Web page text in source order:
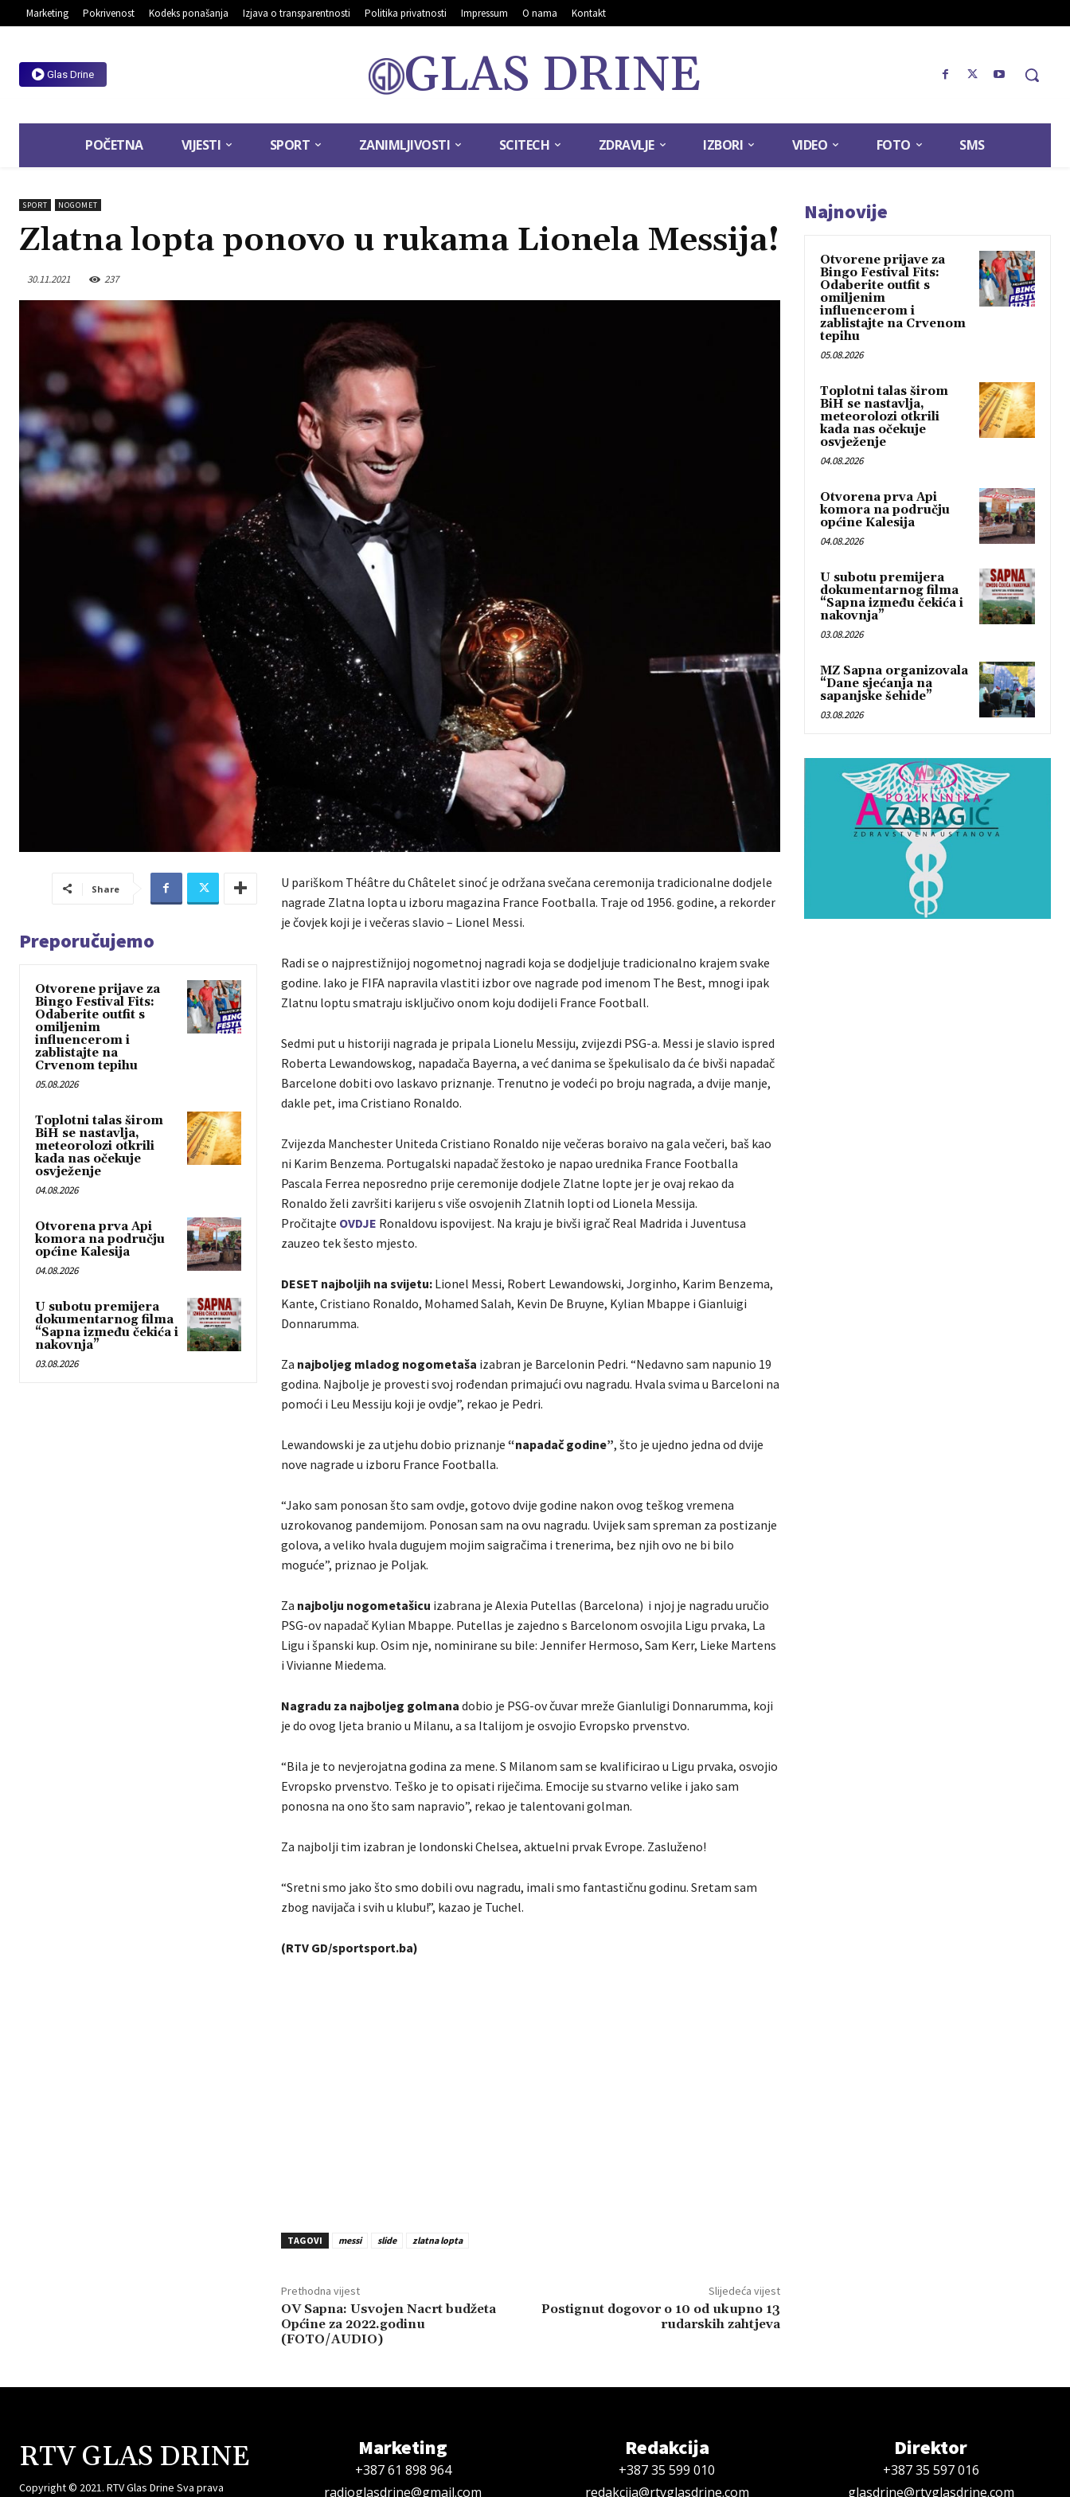
Marketing Pokrivenost Kodeks ponašanja Izjava o transparentnosti Politika privatnosti Impressum O nama Kontakt
Glas Drine GLAS DRINE
POČETNA VIJESTI SPORT ZANIMLJIVOSTI SCITECH ZDRAVLJE IZBORI VIDEO FOTO SMS
SPORT NOGOMET
Zlatna lopta ponovo u rukama Lionela Messija!
30.11.2021 237
Share
Preporučujemo
Otvorene prijave za
Bingo Festival Fits:
Odaberite outfit s
omiljenim
influencerom i
zablistajte na
Crvenom tepihu
05.08.2026
Toplotni talas širom
BiH se nastavlja,
meteorolozi otkrili
kada nas očekuje
osvježenje
04.08.2026
Otvorena prva Api
komora na području
općine Kalesija
04.08.2026
U subotu premijera
dokumentarnog filma
“Sapna između čekića i
nakovnja”
03.08.2026
U pariškom Théâtre du Châtelet sinoć je održana svečana ceremonija tradicionalne dodjele
nagrade Zlatna lopta u izboru magazina France Footballa. Traje od 1956. godine, a rekorder
je čovjek koji je i večeras slavio – Lionel Messi.
Radi se o najprestižnijoj nogometnoj nagradi koja se dodjeljuje tradicionalno krajem svake
godine. Iako je FIFA napravila vlastiti izbor ove nagrade pod imenom The Best, mnogi ipak
Zlatnu loptu smatraju isključivo onom koju dodijeli France Football.
Sedmi put u historiji nagrada je pripala Lionelu Messiju, zvijezdi PSG-a. Messi je slavio ispred
Roberta Lewandowskog, napadača Bayerna, a već danima se špekulisalo da će bivši napadač
Barcelone dobiti ovo laskavo priznanje. Trenutno je vodeći po broju nagrada, a dvije manje,
dakle pet, ima Cristiano Ronaldo.
Zvijezda Manchester Uniteda Cristiano Ronaldo nije večeras boraivo na gala večeri, baš kao
ni Karim Benzema. Portugalski napadač žestoko je napao urednika France Footballa
Pascala Ferrea neposredno prije ceremonije dodjele Zlatne lopte jer je ovaj rekao da
Ronaldo želi završiti karijeru s više osvojenih Zlatnih lopti od Lionela Messija.
Pročitajte OVDJE Ronaldovu ispovijest. Na kraju je bivši igrač Real Madrida i Juventusa
zauzeo tek šesto mjesto.
DESET najboljih na svijetu:Lionel Messi, Robert Lewandowski, Jorginho, Karim Benzema,
Kante, Cristiano Ronaldo, Mohamed Salah, Kevin De Bruyne, Kylian Mbappe i Gianluigi
Donnarumma.
Za najboljeg mladog nogometaša izabran je Barcelonin Pedri. “Nedavno sam napunio 19
godina. Najbolje je provesti svoj rođendan primajući ovu nagradu. Hvala svima u Barceloni na
pomoći i Leu Messiju koji je ovdje”, rekao je Pedri.
Lewandowski je za utjehu dobio priznanje “napadač godine”, što je ujedno jedna od dvije
nove nagrade u izboru France Footballa.
“Jako sam ponosan što sam ovdje, gotovo dvije godine nakon ovog teškog vremena
uzrokovanog pandemijom. Ponosan sam na ovu nagradu. Uvijek sam spreman za postizanje
golova, a veliko hvala dugujem mojim saigračima i trenerima, bez njih ovo ne bi bilo
moguće”, priznao je Poljak.
Za najbolju nogometašicu izabrana je Alexia Putellas (Barcelona) i njoj je nagradu uručio
PSG-ov napadač Kylian Mbappe. Putellas je zajedno s Barcelonom osvojila Ligu prvaka, La
Ligu i španski kup. Osim nje, nominirane su bile: Jennifer Hermoso, Sam Kerr, Lieke Martens
i Vivianne Miedema.
Nagradu za najboljeg golmana dobio je PSG-ov čuvar mreže Gianluligi Donnarumma, koji
je do ovog ljeta branio u Milanu, a sa Italijom je osvojio Evropsko prvenstvo.
“Bila je to nevjerojatna godina za mene. S Milanom sam se kvalificirao u Ligu prvaka, osvojio
Evropsko prvenstvo. Teško je to opisati riječima. Emocije su stvarno velike i jako sam
ponosna na ono što sam napravio”, rekao je talentovani golman.
Za najbolji tim izabran je londonski Chelsea, aktuelni prvak Evrope. Zasluženo!
“Sretni smo jako što smo dobili ovu nagradu, imali smo fantastičnu godinu. Sretam sam
zbog navijača i svih u klubu!”, kazao je Tuchel.
(RTV GD/sportsport.ba)
TAGOVI messi slide zlatna lopta
Prethodna vijest
OV Sapna: Usvojen Nacrt budžeta
Općine za 2022.godinu
(FOTO/AUDIO)
Slijedeća vijest
Postignut dogovor o 10 od ukupno 13
rudarskih zahtjeva
Najnovije
Otvorene prijave za
Bingo Festival Fits:
Odaberite outfit s
omiljenim
influencerom i
zablistajte na Crvenom
tepihu
05.08.2026
Toplotni talas širom
BiH se nastavlja,
meteorolozi otkrili
kada nas očekuje
osvježenje
04.08.2026
Otvorena prva Api
komora na području
općine Kalesija
04.08.2026
U subotu premijera
dokumentarnog filma
“Sapna između čekića i
nakovnja”
03.08.2026
MZ Sapna organizovala
“Dane sjećanja na
sapanjske šehide”
03.08.2026
RTV GLAS DRINE
Copyright © 2021. RTV Glas Drine Sva prava
Marketing
+387 61 898 964
radioglasdrine@gmail.com
Redakcija
+387 35 599 010
redakcija@rtvglasdrine.com
Direktor
+387 35 597 016
glasdrine@rtvglasdrine.com